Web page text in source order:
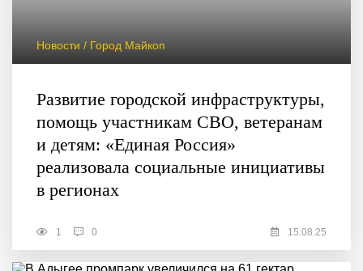
Новости / Город Майкоп
Развитие городской инфраструктуры,
помощь участникам СВО, ветеранам
и детям: «Единая Россия»
реализовала социальные инициативы
в регионах
1 0 15.08.25